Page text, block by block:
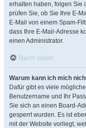
erhalten haben, folgen Sie
prüfen Sie, ob Sie Ihre E-
E-Mail von einem Spam-
dass Ihre E-Mail-Adresse
einen Administrator.
Nach oben
Warum kann ich mich
Dafür gibt es viele
Benutzername und Ihr
Sie sich an einen Board-
gesperrt wurden. Es ist
mit der Website vorliegt,